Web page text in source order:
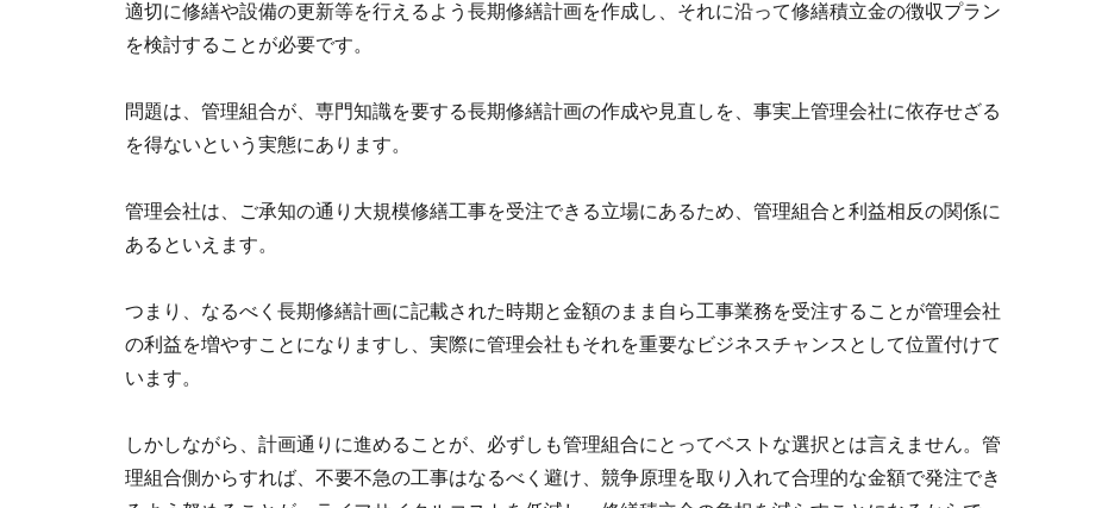
適切に修繕や設備の更新等を行えるよう長期修繕計画を作成し、それに沿って修繕積立金の徴収プラン
を検討することが必要です。
問題は、管理組合が、専門知識を要する長期修繕計画の作成や見直しを、事実上管理会社に依存せざる
を得ないという実態にあります。
管理会社は、ご承知の通り大規模修繕工事を受注できる立場にあるため、管理組合と利益相反の関係に
あるといえます。
つまり、なるべく長期修繕計画に記載された時期と金額のまま自ら工事業務を受注することが管理会社
の利益を増やすことになりますし、実際に管理会社もそれを重要なビジネスチャンスとして位置付けて
います。
しかしながら、計画通りに進めることが、必ずしも管理組合にとってベストな選択とは言えません。管
理組合側からすれば、不要不急の工事はなるべく避け、競争原理を取り入れて合理的な金額で発注でき